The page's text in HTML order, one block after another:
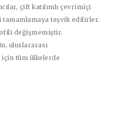
çift katılımlı çevrimiçi
teşvik edilirler.
değişmemiştir.
uluslararası
tüm ülkelerde